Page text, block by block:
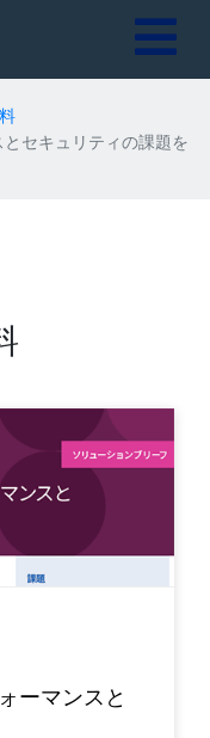
セキュリティの課題を
ーマンスと